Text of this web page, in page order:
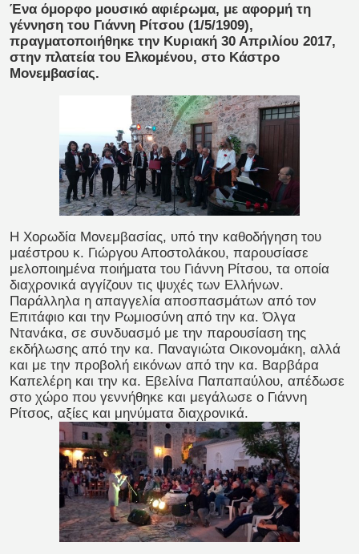
Ένα όμορφο μουσικό αφιέρωμα, με αφορμή τη
γέννηση του Γιάννη Ρίτσου (1/5/1909),
πραγματοποιήθηκε την Κυριακή 30 Απριλίου 2017,
στην πλατεία του Ελκομένου, στο Κάστρο
Μονεμβασίας.
Η Χορωδία Μονεμβασίας, υπό την καθοδήγηση του
μαέστρου κ. Γιώργου Αποστολάκου, παρουσίασε
μελοποιημένα ποιήματα του Γιάννη Ρίτσου, τα οποία
διαχρονικά αγγίζουν τις ψυχές των Ελλήνων.
Παράλληλα η απαγγελία αποσπασμάτων από τον
Επιτάφιο και την Ρωμιοσύνη από την κα. Όλγα
Ντανάκα, σε συνδυασμό με την παρουσίαση της
εκδήλωσης από την κα. Παναγιώτα Οικονομάκη, αλλά
και με την προβολή εικόνων από την κα. Βαρβάρα
Καπελέρη και την κα. Εβελίνα Παπαπαύλου, απέδωσε
στο χώρο που γεννήθηκε και μεγάλωσε ο Γιάννη
Ρίτσος, αξίες και μηνύματα διαχρονικά.